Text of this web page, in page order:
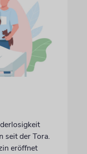
seit der Tora.
eröffnet